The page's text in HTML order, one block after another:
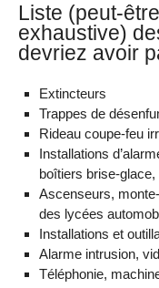
Liste (peut-
exhaustive)
devriez avoir
Extincteurs
Trappes de
Rideau coupe-feu
Installations
boîtiers brise-
Ascenseurs,
des lycées
Installations et
Alarme intrusion,
Téléphonie,